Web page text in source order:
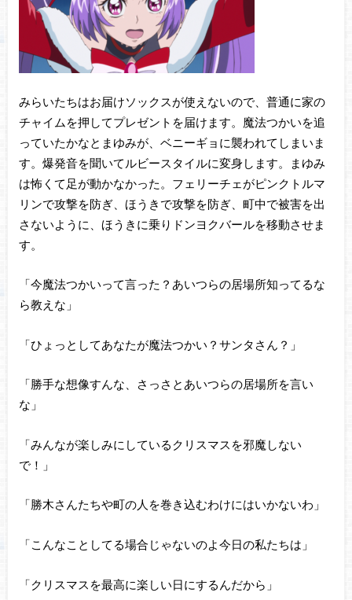
みらいたちはお届けソックスが使えないので、普通に家の
チャイムを押してプレゼントを届けます。魔法つかいを追
っていたかなとまゆみが、ベニーギョに襲われてしまいま
す。爆発音を聞いてルビースタイルに変身します。まゆみ
は怖くて足が動かなかった。フェリーチェがピンクトルマ
リンで攻撃を防ぎ、ほうきで攻撃を防ぎ、町中で被害を出
さないように、ほうきに乗りドンヨクバールを移動させま
す。
「今魔法つかいって言った？あいつらの居場所知ってるな
ら教えな」
「ひょっとしてあなたが魔法つかい？サンタさん？」
「勝手な想像すんな、さっさとあいつらの居場所を言い
な」
「みんなが楽しみにしているクリスマスを邪魔しない
で！」
「勝木さんたちや町の人を巻き込むわけにはいかないわ」
「こんなことしてる場合じゃないのよ今日の私たちは」
「クリスマスを最高に楽しい日にするんだから」